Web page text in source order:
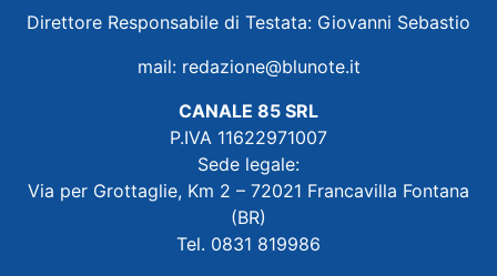
Direttore Responsabile di Testata: Giovanni Sebastio
mail: redazione@blunote.it
CANALE 85 SRL
P.IVA 11622971007
Sede legale:
Via per Grottaglie, Km 2 – 72021 Francavilla Fontana
(BR)
Tel. 0831 819986